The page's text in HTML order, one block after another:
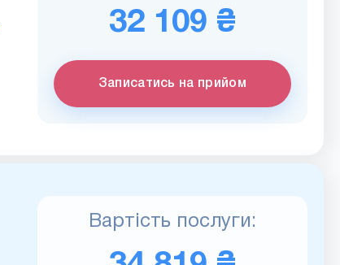
32 109 ₴
Записатись на прийом
Вартість послуги: